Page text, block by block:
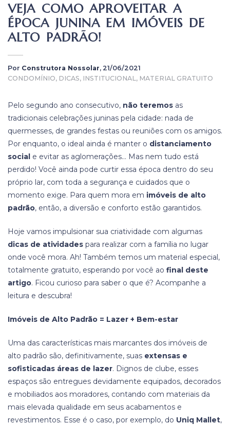
VEJA COMO APROVEITAR A
ÉPOCA JUNINA EM IMÓVEIS DE
ALTO PADRÃO!
Por Construtora Nossolar, 21/06/2021
CONDOMÍNIO, DICAS, INSTITUCIONAL, MATERIAL GRATUITO
Pelo segundo ano consecutivo, não teremos as
tradicionais celebrações juninas pela cidade: nada de
quermesses, de grandes festas ou reuniões com os amigos.
Por enquanto, o ideal ainda é manter o distanciamento
social e evitar as aglomerações… Mas nem tudo está
perdido! Você ainda pode curtir essa época dentro do seu
próprio lar, com toda a segurança e cuidados que o
momento exige. Para quem mora em imóveis de alto
padrão, então, a diversão e conforto estão garantidos.
Hoje vamos impulsionar sua criatividade com algumas
dicas de atividades para realizar com a família no lugar
onde você mora. Ah! Também temos um material especial,
totalmente gratuito, esperando por você ao final deste
artigo. Ficou curioso para saber o que é? Acompanhe a
leitura e descubra!
Imóveis de Alto Padrão = Lazer + Bem-estar
Uma das características mais marcantes dos imóveis de
alto padrão são, definitivamente, suas extensas e
sofisticadas áreas de lazer. Dignos de clube, esses
espaços são entregues devidamente equipados, decorados
e mobiliados aos moradores, contando com materiais da
mais elevada qualidade em seus acabamentos e
revestimentos. Esse é o caso, por exemplo, do Uniq Mallet,